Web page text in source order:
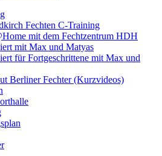
Fechten C-Training
mit dem Fechtzentrum HDH
mit Max und Matyas
für Fortgeschrittene mit Max und
Berliner Fechter (Kurzvideos)